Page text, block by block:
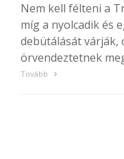
Nem kell félteni a
míg a nyolcadik és
debütálását várják,
örvendeztetnek
Tovább